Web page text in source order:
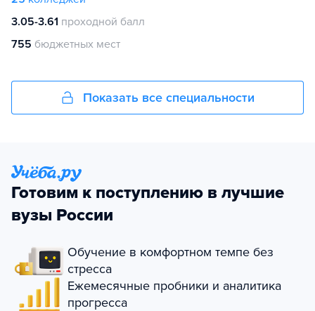
3.05-3.61 проходной балл
755 бюджетных мест
Показать все специальности
Готовим к поступлению в лучшие
вузы России
Обучение в комфортном темпе без
стресса
Ежемесячные пробники и аналитика
прогресса